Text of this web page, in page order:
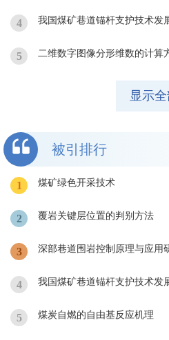
4 我国煤矿巷道锚杆支护技术发
5 二维数字图像分形维数的计算
显示
被引排行
1 煤矿绿色开采技术
2 覆岩关键层位置的判别方法
3 深部巷道围岩控制原理与应用
4 我国煤矿巷道锚杆支护技术发
5 煤炭自燃的自由基反应机理